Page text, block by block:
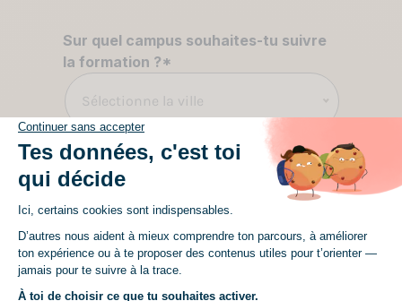
Sur quel campus souhaites-tu suivre
la formation ?*
Sélectionne la ville
Quelle filière ?
Sélectionne une filière
Formation*